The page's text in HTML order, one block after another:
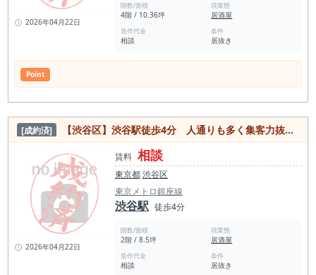
2026年04月22日
階数/面積
4階 / 10.36坪
現業態
居酒屋
造作代金
相談
条件
居抜き
Point
[成約済] 【渋谷区】渋谷駅徒歩4分 人通りも多く集客力抜群エリア！24時間利用可能居抜き物件
2026年04月22日
賃料 相談
東京都渋谷区
東京メトロ銀座線
渋谷駅 徒歩4分
階数/面積
2階 / 8.5坪
現業態
居酒屋
造作代金
相談
条件
居抜き